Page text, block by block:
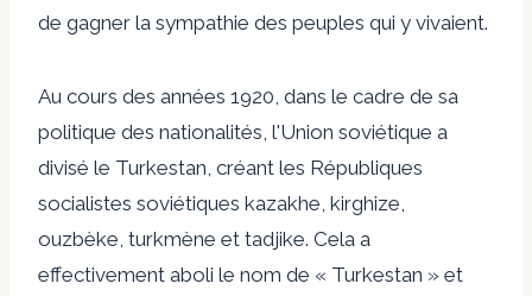
de gagner la sympathie des peuples qui y vivaient.
Au cours des années 1920, dans le cadre de sa
politique des nationalités, l'Union soviétique a
divisé le Turkestan, créant les Républiques
socialistes soviétiques kazakhe, kirghize,
ouzbèke, turkmène et tadjike. Cela a
effectivement aboli le nom de « Turkestan » et